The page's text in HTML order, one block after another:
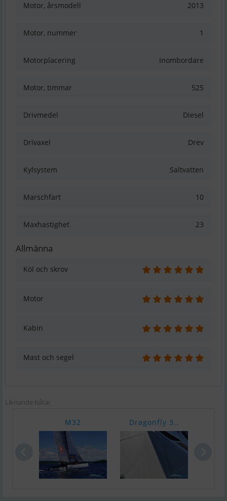
Motor, årsmodell 2013
Motor, nummer 1
Motorplacering Inombordare
Motor, timmar 525
Drivmedel Diesel
Drivaxel Drev
Kylsystem Saltvatten
Marschfart 10
Maxhastighet 23
Allmänna
Köl och skrov
Motor
Kabin
Mast och segel
Liknande båtar
M32 Dragonfly 3..